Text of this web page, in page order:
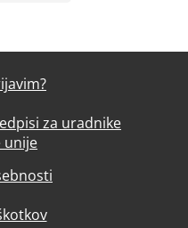
za uradnike
unije